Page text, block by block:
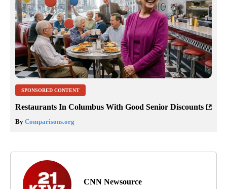
SPONSORED CONTENT
Restaurants In Columbus With Good Senior Discounts
By Comparisons.org
CNN Newsource